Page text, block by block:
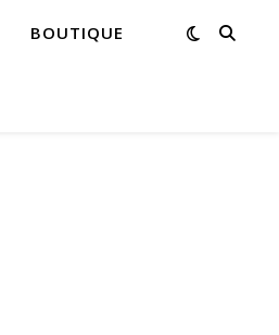
BOUTIQUE